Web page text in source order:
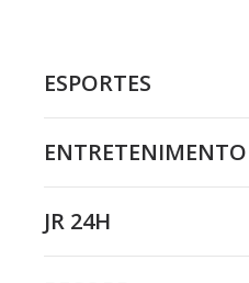
ESPORTES
ENTRETENIMENTO
JR 24H